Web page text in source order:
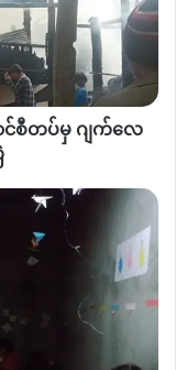
ရဲ့ နေရာမှ တချို့ကို
က်ပြီးနေဖို့က ပိုက်ဆံ
လုံးဝ ပြန်လို့မရတဲ့ သူ
င်း မှစပြီး စစ်
ြင်းပြင်းထန်ထန်
း မရရှိသေသည့်
ဆက်လက် ဖြစ်ပွားနေ
ောင်တိမ်းနေရဆဲ
င်စီတပ်မှ ဂျက်လေ